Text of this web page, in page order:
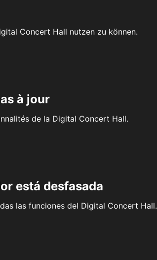
Concert Hall nutzen zu können.
à jour
de la Digital Concert Hall.
está desfasada
las funciones del Digital Concert Hall.